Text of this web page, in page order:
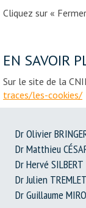
Cliquez sur «
EN SAVOIR
Sur le site de la
traces/les-cookies/
Dr Olivier
Dr Matthieu
Dr Hervé SILBERT
Dr Julien TREMLET
Dr Guillaume